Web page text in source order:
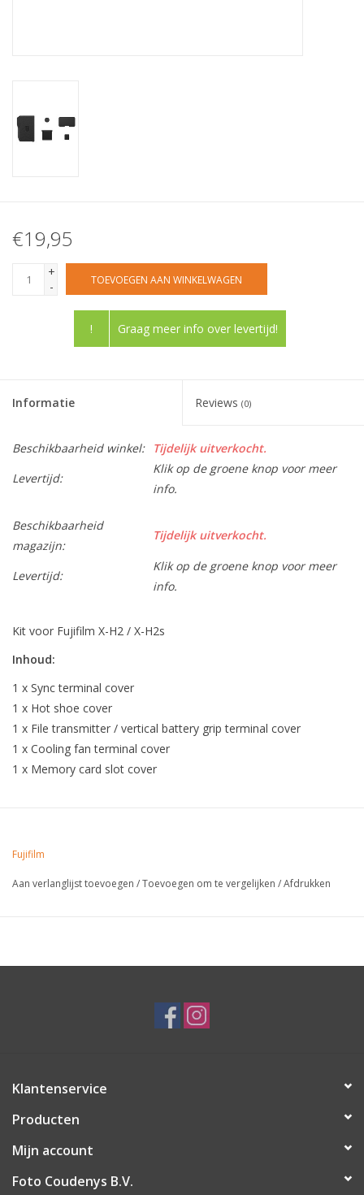
€19,95
+
-
TOEVOEGEN AAN WINKELWAGEN
! Graag meer info over levertijd!
Informatie Reviews (0)
Beschikbaarheid winkel:
Tijdelijk uitverkocht.
Levertijd:
Klik op de groene knop voor meer
info.
Beschikbaarheid
magazijn:
Tijdelijk uitverkocht.
Levertijd:
Klik op de groene knop voor meer
info.
Kit voor Fujifilm X-H2 / X-H2s
Inhoud:
1 x Sync terminal cover
1 x Hot shoe cover
1 x File transmitter / vertical battery grip terminal cover
1 x Cooling fan terminal cover
1 x Memory card slot cover
Fujifilm
Aan verlanglijst toevoegen /Toevoegen om te vergelijken /Afdrukken
Klantenservice
Producten
Mijn account
Foto Coudenys B.V.